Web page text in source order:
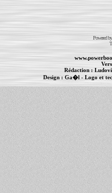
Powered
Rédaction :
Design :Ga�l- Logo et
MacBook Pro